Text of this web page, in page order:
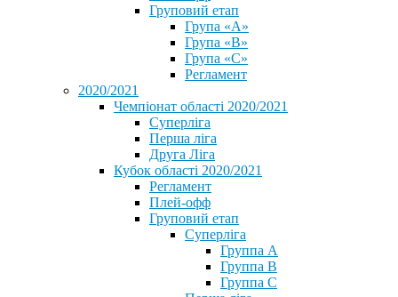
Груповий етап
Група «А»
Група «B»
Група «C»
Регламент
2020/2021
Чемпіонат області 2020/2021
Суперліга
Перша ліга
Друга Ліга
Кубок області 2020/2021
Регламент
Плей-офф
Груповий етап
Суперліга
Группа A
Группа B
Группа C